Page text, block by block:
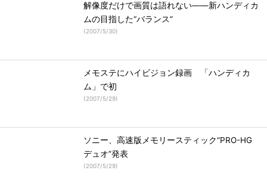
解像度だけで画質は語れない――新ハンディカ
ムの目指した“バランス”
(2007/5/30)
メモステにハイビジョン録画 「ハンディカ
ム」で初
(2007/5/29)
ソニー、高速版メモリースティック“PRO-HG
デュオ”発表
(2007/5/29)